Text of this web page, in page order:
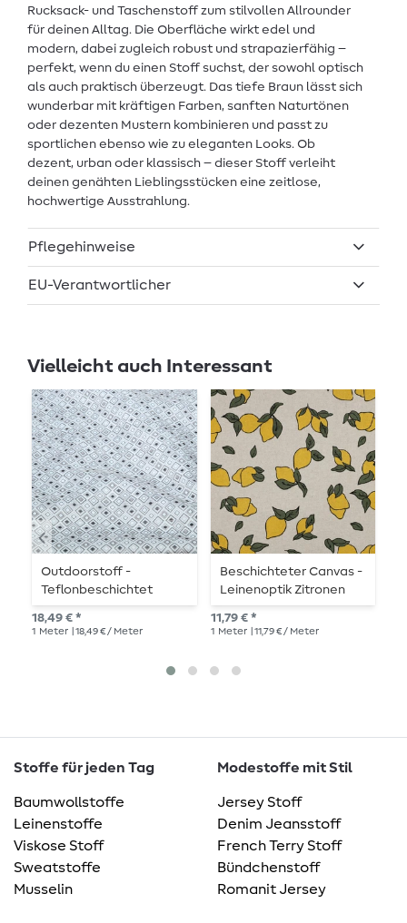
Rucksack- und Taschenstoff zum stilvollen Allrounder
für deinen Alltag. Die Oberfläche wirkt edel und
modern, dabei zugleich robust und strapazierfähig –
perfekt, wenn du einen Stoff suchst, der sowohl optisch
als auch praktisch überzeugt. Das tiefe Braun lässt sich
wunderbar mit kräftigen Farben, sanften Naturtönen
oder dezenten Mustern kombinieren und passt zu
sportlichen ebenso wie zu eleganten Looks. Ob
dezent, urban oder klassisch – dieser Stoff verleiht
deinen genähten Lieblingsstücken eine zeitlose,
hochwertige Ausstrahlung.
Pflegehinweise
EU-Verantwortlicher
Vielleicht auch Interessant
Outdoorstoff -
Teflonbeschichtet
Jacquard Quadrate
Ecru Schwarz
18,49 € *
1 Meter | 18,49 € / Meter
Beschichteter Canvas -
Leinenoptik Zitronen
Natural
11,79 € *
1 Meter | 11,79 € / Meter
Stoffe für jeden Tag
Baumwollstoffe
Leinenstoffe
Viskose Stoff
Sweatstoffe
Musselin
Modestoffe mit Stil
Jersey Stoff
Denim Jeansstoff
French Terry Stoff
Bündchenstoff
Romanit Jersey